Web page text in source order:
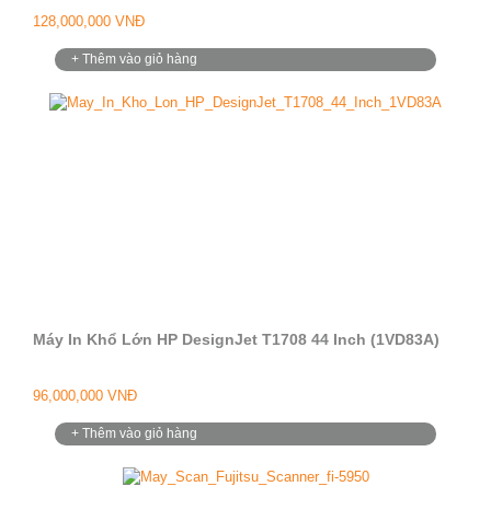
128,000,000 VNĐ
+ Thêm vào giỏ hàng
Máy In Khổ Lớn HP DesignJet T1708 44 Inch (1VD83A)
96,000,000 VNĐ
+ Thêm vào giỏ hàng